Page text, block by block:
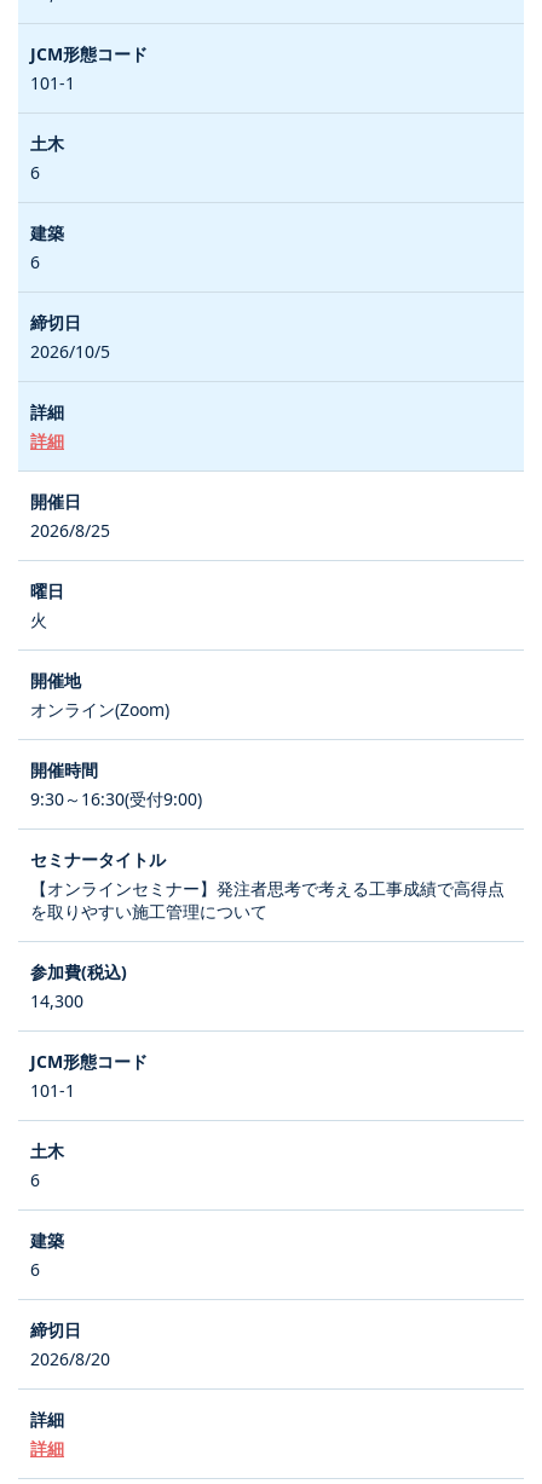
101-1
6
6
2026/10/5
詳細
2026/8/25
火
オンライン(Zoom)
9:30～16:30(受付9:00)
【オンラインセミナー】発注者思考で考える工事成績で高得点
を取りやすい施工管理について
14,300
101-1
6
6
2026/8/20
詳細